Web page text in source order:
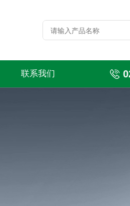
联系我们